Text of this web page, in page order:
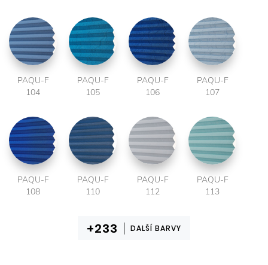
PAQU-F
104
PAQU-F
105
PAQU-F
106
PAQU-F
107
PAQU-F
108
PAQU-F
110
PAQU-F
112
PAQU-F
113
DALŠÍ BARVY